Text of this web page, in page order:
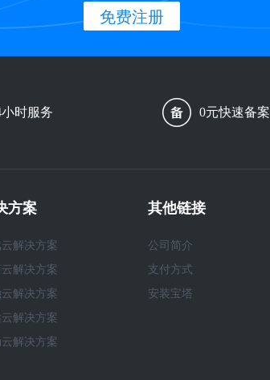
免费注册
小时服务 0元快速备案
方案
解决方案
解决方案
解决方案
云解决方案
解决方案
其他链接
公司简介
支付方式
安装宝塔